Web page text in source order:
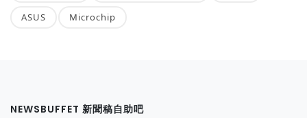
ASUS Microchip
NEWSBUFFET 新聞稿自助吧